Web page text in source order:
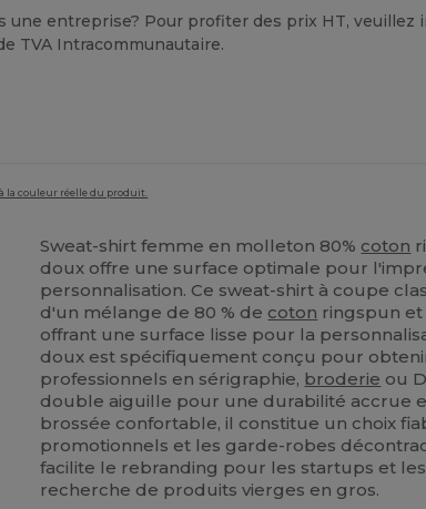
une entreprise? Pour profiter des prix HT, veuillez
TVA Intracommunautaire.
la couleur réelle du produit.
Sweat-shirt femme en molleton 80% coton
doux offre une surface optimale pour
personnalisation. Ce sweat-shirt à coupe
d'un mélange de 80 % de coton ringspun et
offrant une surface lisse pour la
doux est spécifiquement conçu pour
professionnels en sérigraphie, broderie ou
double aiguille pour une durabilité accrue
brossée confortable, il constitue un choix
promotionnels et les garde-robes
facilite le rebranding pour les startups et
recherche de produits vierges en gros.